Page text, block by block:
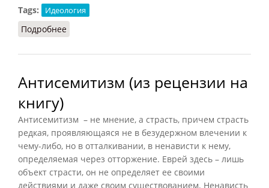
Tags:
Идеология
Подробнее
Антисемитизм (из рецензии на
книгу)
Антисемитизм – не мнение, а страсть, причем страсть
редкая, проявляющаяся не в безудержном влечении к
чему-либо, но в отталкивании, в ненависти к нему,
определяемая через отторжение. Еврей здесь – лишь
объект страсти, он не определяет ее своими
действиями и даже своим существованием. Ненависть